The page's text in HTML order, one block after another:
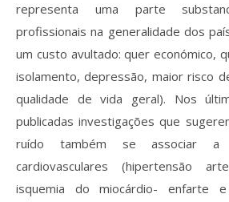
representa uma parte
profissionais na generalidade dos
um custo avultado: quer económico,
isolamento, depressão, maior risco
qualidade de vida geral). Nos
publicadas investigações que
ruído também se associar a
cardiovasculares (hipertensão
isquemia do miocárdio- enfarte